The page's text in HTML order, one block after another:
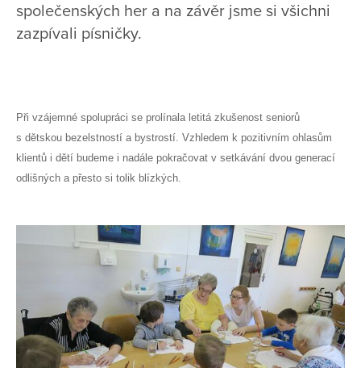
společenských her a na závěr jsme si všichni
zazpívali písničky.
Při vzájemné spolupráci se prolínala letitá zkušenost seniorů
s dětskou bezelstností a bystrostí. Vzhledem k pozitivním ohlasům
klientů i dětí budeme i nadále pokračovat v setkávání dvou generací
odlišných a přesto si tolik blízkých.